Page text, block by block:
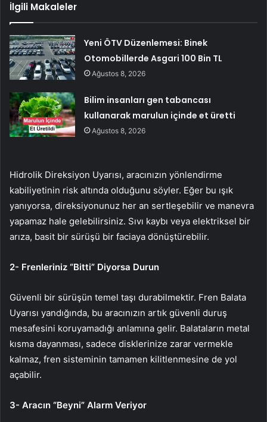
İlgili Makaleler
Yeni ÖTV Düzenlemesi: Binek
Otomobillerde Asgari 100 Bin TL
Ağustos 8, 2026
Bilim insanları gen tabancası
kullanarak marulun içinde et üretti
Ağustos 8, 2026
Hidrolik Direksiyon Uyarısı, aracınızın yönlendirme
kabiliyetinin risk altında olduğunu söyler. Eğer bu ışık
yanıyorsa, direksiyonunuz her an sertleşebilir ve manevra
yapamaz hale gelebilirsiniz. Sıvı kaybı veya elektriksel bir
arıza, basit bir sürüşü bir faciaya dönüştürebilir.
2- Frenleriniz “Bitti” Diyorsa Durun
Güvenli bir sürüşün temel taşı durabilmektir. Fren Balata
Uyarısı yandığında, bu aracınızın artık güvenli duruş
mesafesini koruyamadığı anlamına gelir. Balataların metal
kısma dayanması, sadece disklerinize zarar vermekle
kalmaz, fren sisteminin tamamen kilitlenmesine de yol
açabilir.
3- Aracın “Beyni” Alarm Veriyor